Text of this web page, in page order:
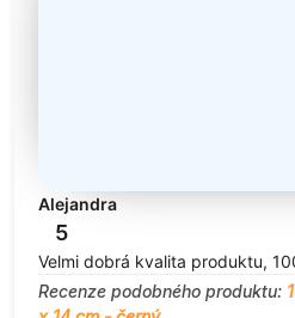
Alejandra
5
Velmi dobrá kvalita produktu,
Recenze podobného produktu: